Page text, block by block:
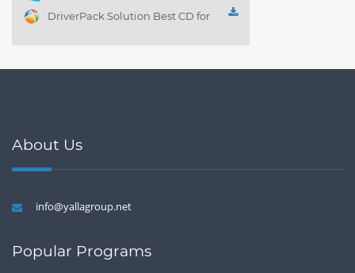
DriverPack Solution Best CD for
About Us
info@yallagroup.net
Popular Programs